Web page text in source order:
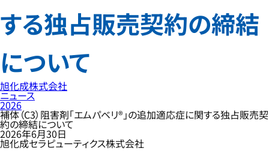
する独占販売契約の締結
について
旭化成株式会社
ニュース
2026
補体（C3）阻害剤「エムパベリ®」の追加適応症に関する独占販売契
約の締結について
2026年6月30日
旭化成セラピューティクス株式会社